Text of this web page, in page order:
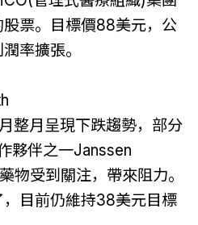
票。目標價88美元，公
率擴張。
整月呈現下跌趨勢，部分
夥伴之一Janssen
物受到關注，帶來阻力。
目前仍維持38美元目標